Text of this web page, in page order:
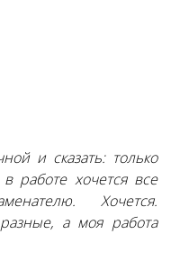
и сказать: только
работе хочется все
Хочется.
а моя работа